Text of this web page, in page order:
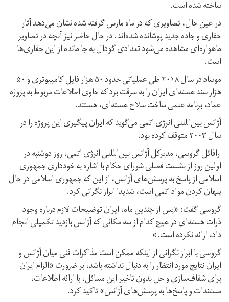
ساخته شده است.
در عین حال، تصاویری که در ماه مارس گرفته شده نشان می‌دهد آثار
حفاری و جاده‌ جدید پوشانده شده‌اند. در حال حاضر نیز آنچه در تصاویر
ماهواره‌ای مشاهده می‌شود تعدادی گودال به جا مانده از این حفاری‌ها
است.
موساد در سال ۲۰۱۸ طی عملیاتی حدود ۵۰ هزار فایل کامپیوتری و ۵۰
هزار سند هسته‌ای ایران را به سرقت برد که حاوی اطلاعات مربوط به پروژه
عماد، برنامه علمی ساخت سلاح هسته‌ای، هستند.
آژانس بین‌المللی انرژی اتمی می‌گوید که ایران پیگیری این پروژه را در
سال ۲۰۰۳ متوقف کرده بود.
رافائل گروسی، مدیرکل آژانس بین‌المللی انرژی اتمی، روز دوشنبه در
اولین روز از نشست فصلی شورای حکام با اشاره به خودداری جمهوری
اسلامی از پاسخ به پرسش‌های آژانس، از این که جمهوری اسلامی در حال
پنهان کردن مواد اتمی است، شدیدا ابراز نگرانی کرد.
گروسی گفت: «پس از چندین ماه، ایران توضیحات لازم درباره وجود
ذرات هسته‌ای در هیچ کدام از سه مکانی که آژانس بازدید تکمیلی انجام
داد، ارائه نکرده است.»
گروسی با ابراز نگرانی از اینکه ممکن است مذاکرات فنی میان آژانس و
ایران نتایج مورد انتظار را به دنبال نداشته باشد، بر ضرورت «الزام ایران
برای شفاف‌سازی و حل بدون تاخیر این مسائل، با ارائه اطلاعات،
مستندات و پاسخ‌ها به پرسش‌های آژانس» تاکید کرد.